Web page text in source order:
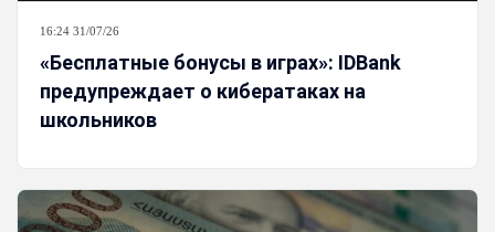
16:24 31/07/26
«Бесплатные бонусы в играх»: IDBank
предупреждает о кибератаках на
школьников